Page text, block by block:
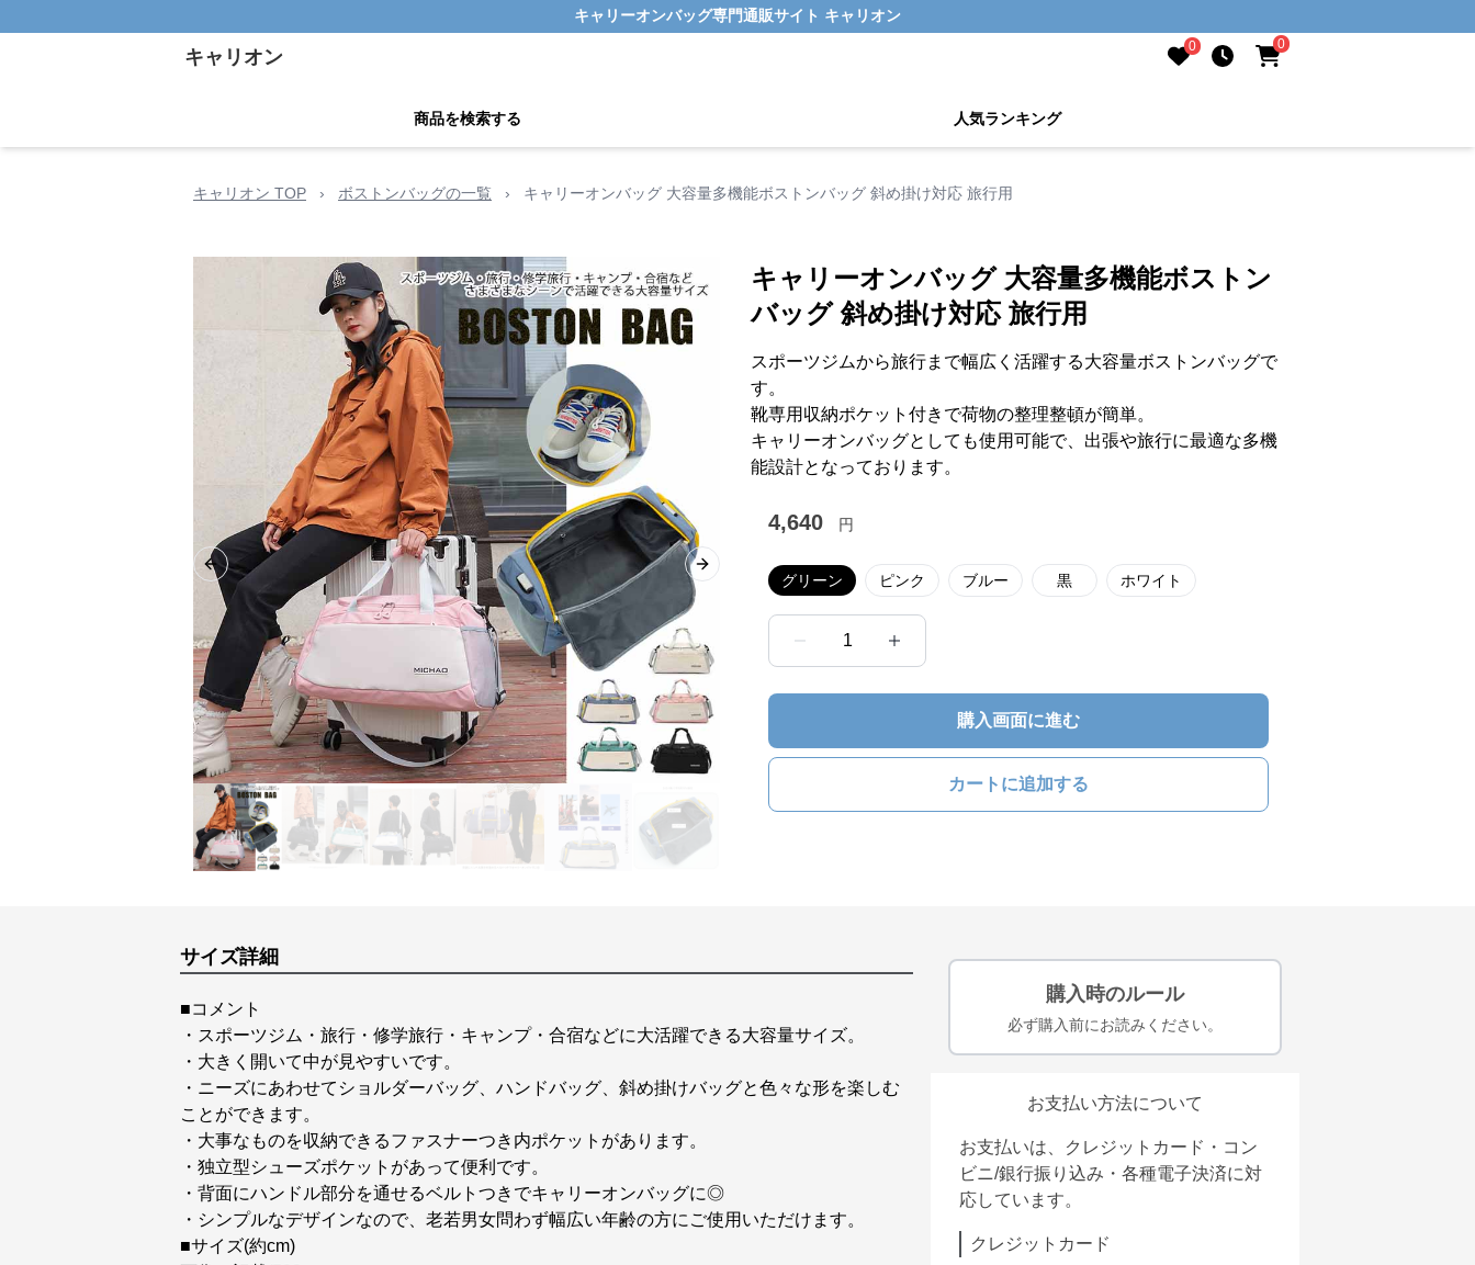
キャリーオンバッグ専門通販サイト キャリオン
キャリオン 0 0
商品を検索する 人気ランキング
キャリオン TOP › ボストンバッグの一覧 › キャリーオンバッグ 大容量多機能ボストンバッグ 斜め掛け対応 旅行用
Previous slide Next slide
キャリーオンバッグ 大容量多機能ボストン
バッグ 斜め掛け対応 旅行用
スポーツジムから旅行まで幅広く活躍する大容量ボストンバッグで
す。
靴専用収納ポケット付きで荷物の整理整頓が簡単。
キャリーオンバッグとしても使用可能で、出張や旅行に最適な多機
能設計となっております。
4,640 円
グリーン ピンク ブルー 黒 ホワイト
1
購入画面に進む
カートに追加する
サイズ詳細
■コメント
・スポーツジム・旅行・修学旅行・キャンプ・合宿などに大活躍できる大容量サイズ。
・大きく開いて中が見やすいです。
・ニーズにあわせてショルダーバッグ、ハンドバッグ、斜め掛けバッグと色々な形を楽しむ
ことができます。
・大事なものを収納できるファスナーつき内ポケットがあります。
・独立型シューズポケットがあって便利です。
・背面にハンドル部分を通せるベルトつきでキャリーオンバッグに◎
・シンプルなデザインなので、老若男女問わず幅広い年齢の方にご使用いただけます。
■サイズ(約cm)
購入時のルール
必ず購入前にお読みください。
お支払い方法について
お支払いは、クレジットカード・コン
ビニ/銀行振り込み・各種電子決済に対
応しています。
クレジットカード